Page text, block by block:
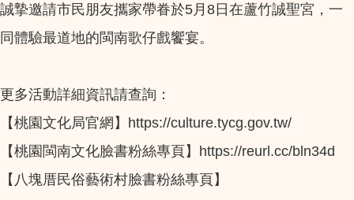
誠摯邀請市民朋友攜家帶眷於5月8日在蘆竹誠聖宮，一
同體驗最道地的閩南歌仔戲饗宴。
更多活動詳細資訊請查詢：
【桃園文化局官網】https://culture.tycg.gov.tw/
【桃園閩南文化臉書粉絲專頁】https://reurl.cc/bln34d
【八塊厝民俗藝術村臉書粉絲專頁】